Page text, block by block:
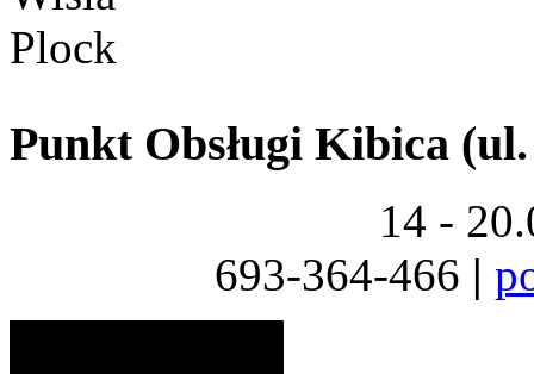
Punkt Obsługi Kibica
14 -
693-364-466 |